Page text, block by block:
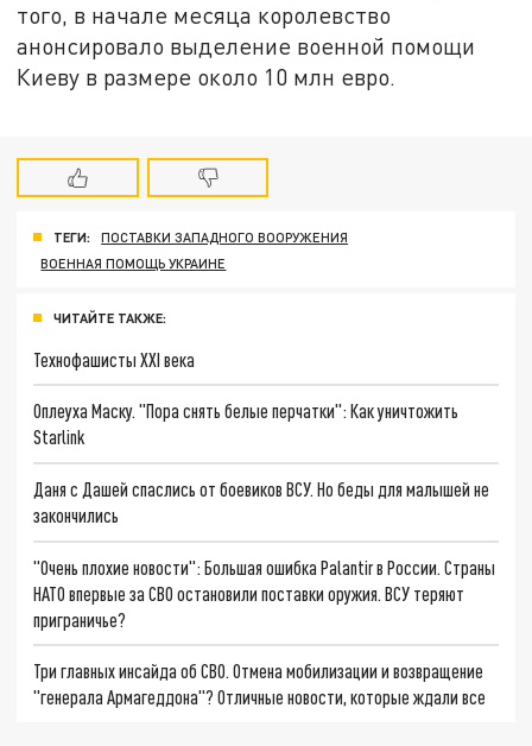
того, в начале месяца королевство
анонсировало выделение военной помощи
Киеву в размере около 10 млн евро.
ТЕГИ:
ПОСТАВКИ ЗАПАДНОГО ВООРУЖЕНИЯ
ВОЕННАЯ ПОМОЩЬ УКРАИНЕ
ЧИТАЙТЕ ТАКЖЕ:
Технофашисты XXI века
Оплеуха Маску. "Пора снять белые перчатки": Как уничтожить
Starlink
Даня с Дашей спаслись от боевиков ВСУ. Но беды для малышей не
закончились
"Очень плохие новости": Большая ошибка Palantir в России. Страны
НАТО впервые за СВО остановили поставки оружия. ВСУ теряют
приграничье?
Три главных инсайда об СВО. Отмена мобилизации и возвращение
"генерала Армагеддона"? Отличные новости, которые ждали все